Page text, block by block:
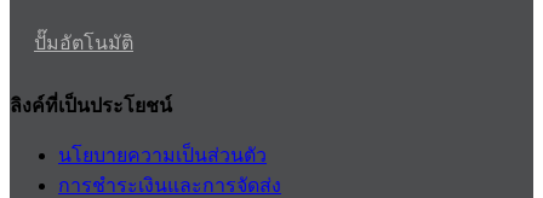
ปั๊มอัตโนมัติ
ลิงค์ที่เป็นประโยชน์
นโยบายความเป็นส่วนตัว
การชำระเงินและการจัดส่ง